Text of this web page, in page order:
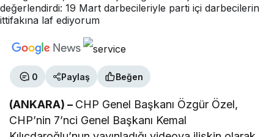
0 Paylaş Beğen
(ANKARA) – CHP Genel Başkanı Özgür Özel,
CHP’nin 7’nci Genel Başkanı Kemal